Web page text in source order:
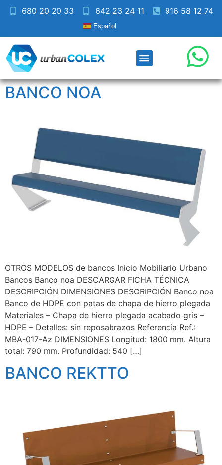
680 20 20 33 642 23 24 11 916 58 12 74
Español
BANCO NOA
OTROS MODELOS de bancos Inicio Mobiliario Urbano
Bancos Banco noa DESCARGAR FICHA TÉCNICA
DESCRIPCIÓN DIMENSIONES DESCRIPCIÓN Banco noa
Banco de HDPE con patas de chapa de hierro plegada
Materiales – Chapa de hierro plegada acabado gris –
HDPE – Detalles: sin reposabrazos Referencia Ref.:
MBA-017-Az DIMENSIONES Longitud: 1800 mm. Altura
total: 790 mm. Profundidad: 540 […]
BANCO REKTTO